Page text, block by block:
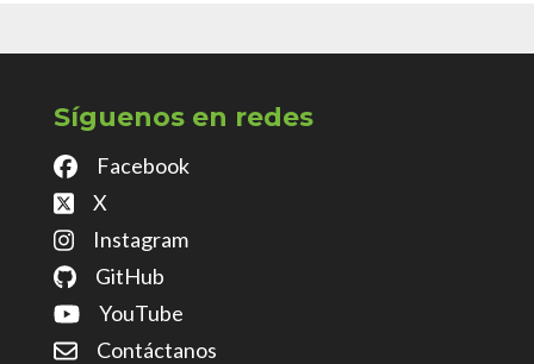
Síguenos en redes
Facebook
X
Instagram
GitHub
YouTube
Contáctanos